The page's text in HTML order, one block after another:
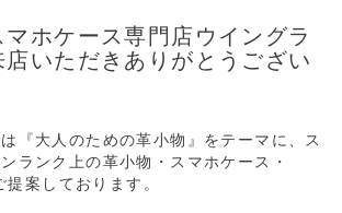
マホケース専門店ウイングラ
いただきありがとうござい
『大人のための革小物』をテーマに、ス
ランク上の革小物・スマホケース・
案しております。